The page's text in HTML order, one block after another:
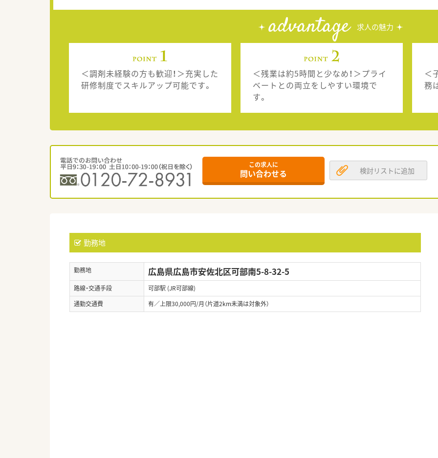
advantage 求人の魅力
＜調剤未経験の方も歓迎！＞充実した
研修制度でスキルアップ可能です。
＜残業は約5時間と少なめ！＞プライ
ベートとの両立をしやすい環境で
す。
＜
務
この求人に
問い合わせる 検討リストに追加
勤務地
勤務地 広島県広島市安佐北区可部南5-8-32-5
路線・交通手段
可部駅 (JR可部線)
通勤交通費
有／上限30,000円/月（片道2km未満は対象外）